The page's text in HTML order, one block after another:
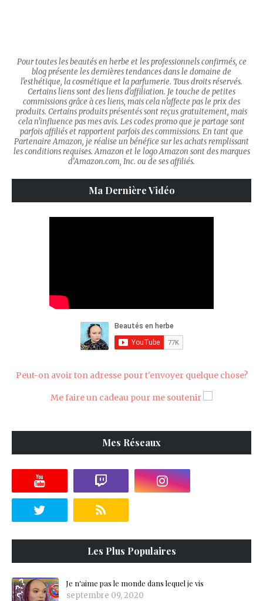
Pour toutes les beautés en herbe et les professionnels confirmés, ce
blog présente les dernières tendances dans le domaine de
l'esthétique, la cosmétique et la parfumerie. Tous droits réservés.
Certains liens sont des liens d'affiliation. Je touche de petites
commissions grâce à ces liens, mais cela n'affecte pas le prix des
produits. Certains produits présentés sont reçus gratuitement, mais
cela n'influence pas mes avis. Les codes promo que je partage sont
parfois affiliés et rapportent parfois des commissions. En tant que
Partenaire Amazon, je réalise un bénéfice sur les achats remplissant
les conditions requises. Amazon et le logo Amazon sont des marques
d’Amazon.com, Inc. ou de ses affiliés.
Ma Dernière Vidéo
Peut-on avoir ton adresse pour t'envoyer quelque chose?
Me faire un cadeau pour me soutenir
Mes Réseaux
Les Plus Populaires
Je n'aime pas le monde dans lequel je vis
septembre 09, 2020